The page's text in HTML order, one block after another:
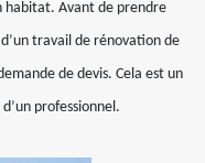
habitat. Avant de prendre
travail de rénovation de
de devis. Cela est un
professionnel.